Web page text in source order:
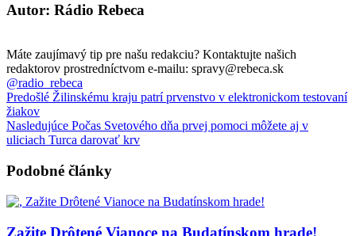
Autor: Rádio Rebeca
Máte zaujímavý tip pre našu redakciu? Kontaktujte našich
redaktorov prostredníctvom e-mailu: spravy@rebeca.sk
@radio_rebeca
Predošlé Žilinskému kraju patrí prvenstvo v elektronickom testovaní
žiakov
Nasledujúce Počas Svetového dňa prvej pomoci môžete aj v
uliciach Turca darovať krv
Podobné články
Zažite Drôtené Vianoce na Budatínskom hrade!